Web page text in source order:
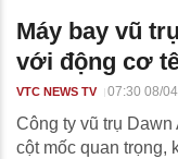
Máy bay vũ
với động cơ
VTC NEWS TV 07:30 08/
Công ty vũ trụ
cột mốc quan trọng,